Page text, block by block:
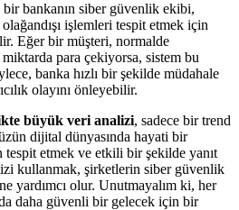
bankanın siber güvenlik ekibi,
işlemleri tespit etmek için
Eğer bir müşteri, normalde
para çekiyorsa, sistem bu
banka hızlı bir şekilde müdahale
olayını önleyebilir.
büyük veri analizi, sadece bir trend
dijital dünyasında hayati bir
tespit etmek ve etkili bir şekilde yanıt
kullanmak, şirketlerin siber güvenlik
yardımcı olur. Unutmayalım ki, her
daha güvenli bir gelecek için bir